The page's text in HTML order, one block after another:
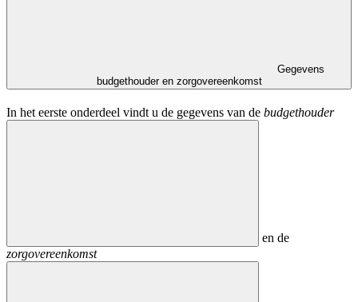
Gegevens
budgethouder en zorgovereenkomst
In het eerste onderdeel vindt u de gegevens van de budgethouder
en de
zorgovereenkomst